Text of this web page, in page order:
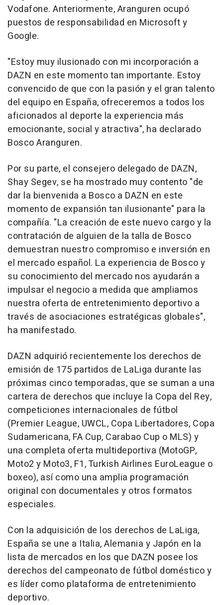
Vodafone. Anteriormente, Aranguren ocupó
puestos de responsabilidad en Microsoft y
Google.
"Estoy muy ilusionado con mi incorporación a
DAZN en este momento tan importante. Estoy
convencido de que con la pasión y el gran talento
del equipo en España, ofreceremos a todos los
aficionados al deporte la experiencia más
emocionante, social y atractiva", ha declarado
Bosco Aranguren.
Por su parte, el consejero delegado de DAZN,
Shay Segev, se ha mostrado muy contento "de
dar la bienvenida a Bosco a DAZN en este
momento de expansión tan ilusionante" para la
compañía. "La creación de este nuevo cargo y la
contratación de alguien de la talla de Bosco
demuestran nuestro compromiso e inversión en
el mercado español. La experiencia de Bosco y
su conocimiento del mercado nos ayudarán a
impulsar el negocio a medida que ampliamos
nuestra oferta de entretenimiento deportivo a
través de asociaciones estratégicas globales",
ha manifestado.
DAZN adquirió recientemente los derechos de
emisión de 175 partidos de LaLiga durante las
próximas cinco temporadas, que se suman a una
cartera de derechos que incluye la Copa del Rey,
competiciones internacionales de fútbol
(Premier League, UWCL, Copa Libertadores, Copa
Sudamericana, FA Cup, Carabao Cup o MLS) y
una completa oferta multideportiva (MotoGP,
Moto2 y Moto3, F1, Turkish Airlines EuroLeague o
boxeo), así como una amplia programación
original con documentales y otros formatos
especiales.
Con la adquisición de los derechos de LaLiga,
España se une a Italia, Alemania y Japón en la
lista de mercados en los que DAZN posee los
derechos del campeonato de fútbol doméstico y
es líder como plataforma de entretenimiento
deportivo.